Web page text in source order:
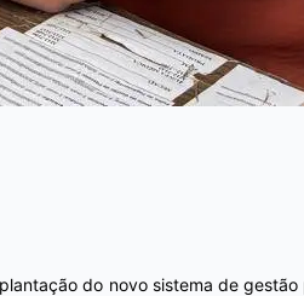
do novo sistema de gestão